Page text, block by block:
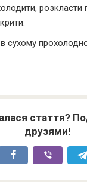
розкласти
сухому
стаття?
друзями!